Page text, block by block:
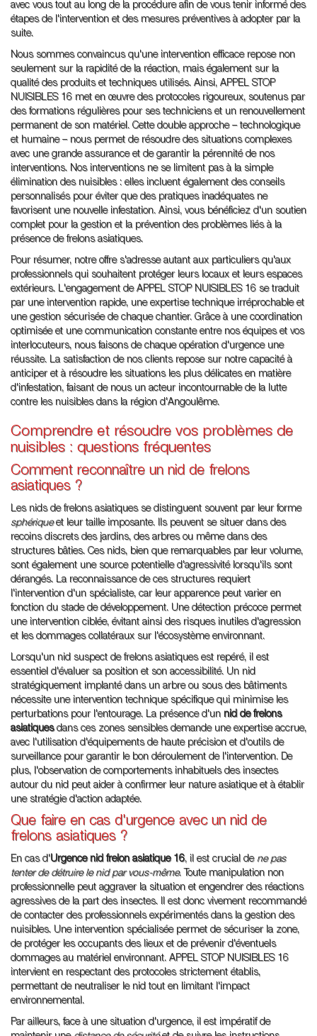
avec vous tout au long de la procédure afin de vous tenir informé des
étapes de l'intervention et des mesures préventives à adopter par la
suite.
Nous sommes convaincus qu'une intervention efficace repose non
seulement sur la rapidité de la réaction, mais également sur la
qualité des produits et techniques utilisés. Ainsi, APPEL STOP
NUISIBLES 16 met en œuvre des protocoles rigoureux, soutenus par
des formations régulières pour ses techniciens et un renouvellement
permanent de son matériel. Cette double approche – technologique
et humaine – nous permet de résoudre des situations complexes
avec une grande assurance et de garantir la pérennité de nos
interventions. Nos interventions ne se limitent pas à la simple
élimination des nuisibles : elles incluent également des conseils
personnalisés pour éviter que des pratiques inadéquates ne
favorisent une nouvelle infestation. Ainsi, vous bénéficiez d'un soutien
complet pour la gestion et la prévention des problèmes liés à la
présence de frelons asiatiques.
Pour résumer, notre offre s'adresse autant aux particuliers qu'aux
professionnels qui souhaitent protéger leurs locaux et leurs espaces
extérieurs. L'engagement de APPEL STOP NUISIBLES 16 se traduit
par une intervention rapide, une expertise technique irréprochable et
une gestion sécurisée de chaque chantier. Grâce à une coordination
optimisée et une communication constante entre nos équipes et vos
interlocuteurs, nous faisons de chaque opération d'urgence une
réussite. La satisfaction de nos clients repose sur notre capacité à
anticiper et à résoudre les situations les plus délicates en matière
d'infestation, faisant de nous un acteur incontournable de la lutte
contre les nuisibles dans la région d'Angoulême.
Comprendre et résoudre vos problèmes de
nuisibles : questions fréquentes
Comment reconnaître un nid de frelons
asiatiques ?
Les nids de frelons asiatiques se distinguent souvent par leur forme
sphériqueet leur taille imposante. Ils peuvent se situer dans des
recoins discrets des jardins, des arbres ou même dans des
structures bâties. Ces nids, bien que remarquables par leur volume,
sont également une source potentielle d'agressivité lorsqu'ils sont
dérangés. La reconnaissance de ces structures requiert
l'intervention d'un spécialiste, car leur apparence peut varier en
fonction du stade de développement. Une détection précoce permet
une intervention ciblée, évitant ainsi des risques inutiles d'agression
et les dommages collatéraux sur l'écosystème environnant.
Lorsqu'un nid suspect de frelons asiatiques est repéré, il est
essentiel d'évaluer sa position et son accessibilité. Un nid
stratégiquement implanté dans un arbre ou sous des bâtiments
nécessite une intervention technique spécifique qui minimise les
perturbations pour l'entourage. La présence d'un nid de frelons
asiatiquesdans ces zones sensibles demande une expertise accrue,
avec l'utilisation d'équipements de haute précision et d'outils de
surveillance pour garantir le bon déroulement de l'intervention. De
plus, l'observation de comportements inhabituels des insectes
autour du nid peut aider à confirmer leur nature asiatique et à établir
une stratégie d'action adaptée.
Que faire en cas d'urgence avec un nid de
frelons asiatiques ?
En cas d'Urgence nid frelon asiatique 16, il est crucial de ne pas
tenter de détruire le nid par vous-même. Toute manipulation non
professionnelle peut aggraver la situation et engendrer des réactions
agressives de la part des insectes. Il est donc vivement recommandé
de contacter des professionnels expérimentés dans la gestion des
nuisibles. Une intervention spécialisée permet de sécuriser la zone,
de protéger les occupants des lieux et de prévenir d'éventuels
dommages au matériel environnant. APPEL STOP NUISIBLES 16
intervient en respectant des protocoles strictement établis,
permettant de neutraliser le nid tout en limitant l'impact
environnemental.
Par ailleurs, face à une situation d'urgence, il est impératif de